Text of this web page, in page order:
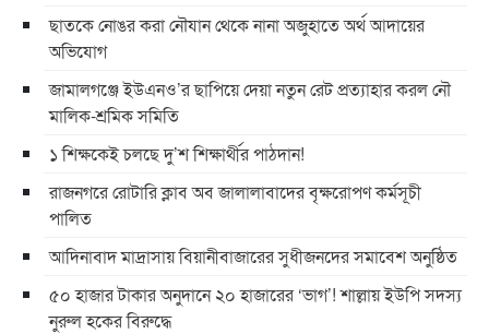
ছাতকে নোঙর করা নৌযান থেকে নানা অজুহাতে অর্থ আদায়ের
অভিযোগ
জামালগঞ্জে ইউএনও’র ছাপিয়ে দেয়া নতুন রেট প্রত্যাহার করল নৌ
মালিক-শ্রমিক সমিতি
১ শিক্ষকেই চলছে দু’শ শিক্ষার্থীর পাঠদান!
রাজনগরে রোটারি ক্লাব অব জালালাবাদের বৃক্ষরোপণ কর্মসূচী
পালিত
আদিনাবাদ মাদ্রাসায় বিয়ানীবাজারের সুধীজনদের সমাবেশ অনুষ্ঠিত
৫০ হাজার টাকার অনুদানে ২০ হাজারের ‘ভাগ’! শাল্লায় ইউপি সদস্য
নুরুল হকের বিরুদ্ধে